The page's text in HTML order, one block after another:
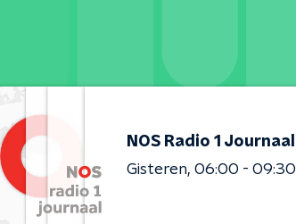
NOS Radio 1 Journaal
Gisteren 06:00 - 09:30